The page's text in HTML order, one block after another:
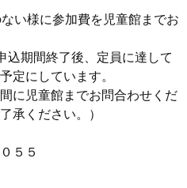
い様に参加費を児童館までお
込期間終了後、定員に達して
定にしています。
に児童館までお問合わせくだ
承ください。）
５５